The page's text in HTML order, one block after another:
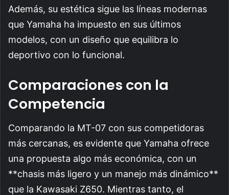
Además, su estética sigue las líneas modernas
que Yamaha ha impuesto en sus últimos
modelos, con un diseño que equilibra lo
deportivo con lo funcional.
Comparaciones con la
Competencia
Comparando la MT-07 con sus competidoras
más cercanas, es evidente que Yamaha ofrece
una propuesta algo más económica, con un
**chasis más ligero y un manejo más dinámico**
que la Kawasaki Z650. Mientras tanto, el